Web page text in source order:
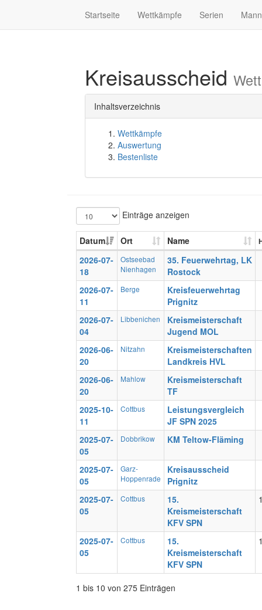
Startseite Wettkämpfe Serien
Kreisausscheid
Inhaltsverzeichnis
Wettkämpfe
Auswertung
Bestenliste
Einträge anzeigen
Datum Ort Name
2026-07-
18
Ostseebad
Nienhagen
35. Feuerwehrtag, LK
Rostock
2026-07-
11
Berge
Kreisfeuerwehrtag
Prignitz
2026-07-
04
Libbenichen
Kreismeisterschaft
Jugend MOL
2026-06-
20
Nitzahn
Kreismeisterschaften
Landkreis HVL
2026-06-
20
Mahlow
Kreismeisterschaft
TF
2025-10-
11
Cottbus
Leistungsvergleich
JF SPN 2025
2025-07-
05
Dobbrikow KM Teltow-Fläming
2025-07-
05
Garz-
Hoppenrade
Kreisausscheid
Prignitz
2025-07-
05
Cottbus
15.
Kreismeisterschaft
KFV SPN
2025-07-
05
Cottbus
15.
Kreismeisterschaft
KFV SPN
1 bis 10 von 275 Einträgen